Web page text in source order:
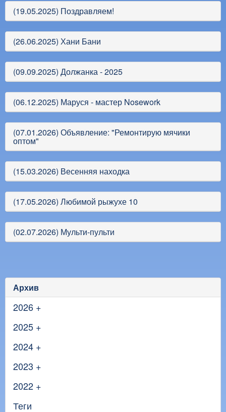
(19.05.2025) Поздравляем!
(26.06.2025) Хани Бани
(09.09.2025) Должанка - 2025
(06.12.2025) Маруся - мастер Nosework
(07.01.2026) Объявление: "Ремонтирую мячики
оптом"
(15.03.2026) Весенняя находка
(17.05.2026) Любимой рыжухе 10
(02.07.2026) Мульти-пульти
Архив
2026 +
2025 +
2024 +
2023 +
2022 +
Теги